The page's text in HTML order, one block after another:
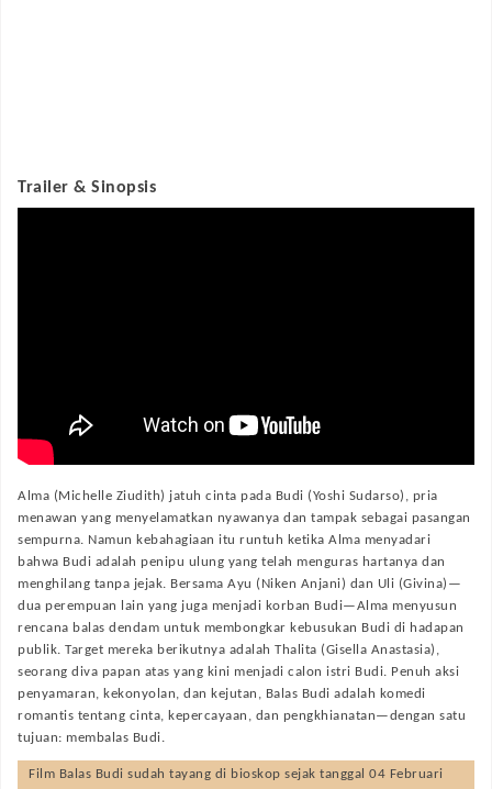
Trailer & Sinopsis
Alma (Michelle Ziudith) jatuh cinta pada Budi (Yoshi Sudarso), pria
menawan yang menyelamatkan nyawanya dan tampak sebagai pasangan
sempurna. Namun kebahagiaan itu runtuh ketika Alma menyadari
bahwa Budi adalah penipu ulung yang telah menguras hartanya dan
menghilang tanpa jejak. Bersama Ayu (Niken Anjani) dan Uli (Givina)—
dua perempuan lain yang juga menjadi korban Budi—Alma menyusun
rencana balas dendam untuk membongkar kebusukan Budi di hadapan
publik. Target mereka berikutnya adalah Thalita (Gisella Anastasia),
seorang diva papan atas yang kini menjadi calon istri Budi. Penuh aksi
penyamaran, kekonyolan, dan kejutan, Balas Budi adalah komedi
romantis tentang cinta, kepercayaan, dan pengkhianatan—dengan satu
tujuan: membalas Budi.
Film Balas Budi sudah tayang di bioskop sejak tanggal 04 Februari